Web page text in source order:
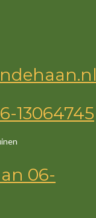
13064745
06-